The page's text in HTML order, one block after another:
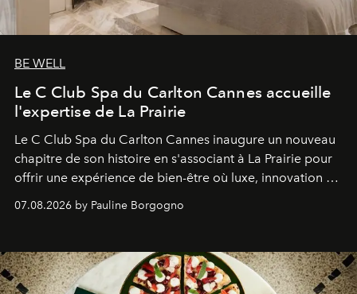
BE WELL
Le C Club Spa du Carlton Cannes accueille
l'expertise de La Prairie
Le C Club Spa du Carlton Cannes inaugure un nouveau
chapitre de son histoire en s'associant à La Prairie pour
offrir une expérience de bien-être où luxe, innovation et
07.08.2026 by Pauline Borgogno